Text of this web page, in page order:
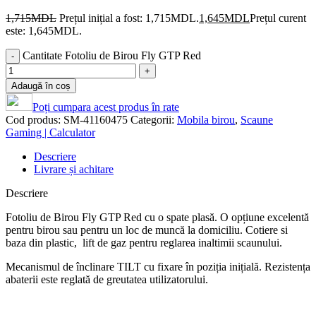
1,715MDL Prețul inițial a fost: 1,715MDL.1,645MDLPrețul curent
este: 1,645MDL.
Cantitate Fotoliu de Birou Fly GTP Red
Adaugă în coș
Poți cumpara acest produs în rate
Cod produs: SM-41160475 Categorii: Mobila birou, Scaune
Gaming | Calculator
Descriere
Livrare și achitare
Descriere
Fotoliu de Birou Fly GTP Red cu o spate plasă. O opțiune excelentă
pentru birou sau pentru un loc de muncă la domiciliu. Cotiere si
baza din plastic, lift de gaz pentru reglarea inaltimii scaunului.
Mecanismul de înclinare TILT cu fixare în poziția inițială. Rezistența
abaterii este reglată de greutatea utilizatorului.